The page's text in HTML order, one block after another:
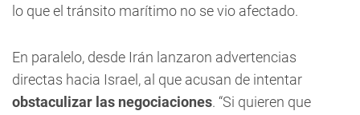
lo que el tránsito marítimo no se vio afectado.
En paralelo, desde Irán lanzaron advertencias
directas hacia Israel, al que acusan de intentar
obstaculizar las negociaciones. “Si quieren que